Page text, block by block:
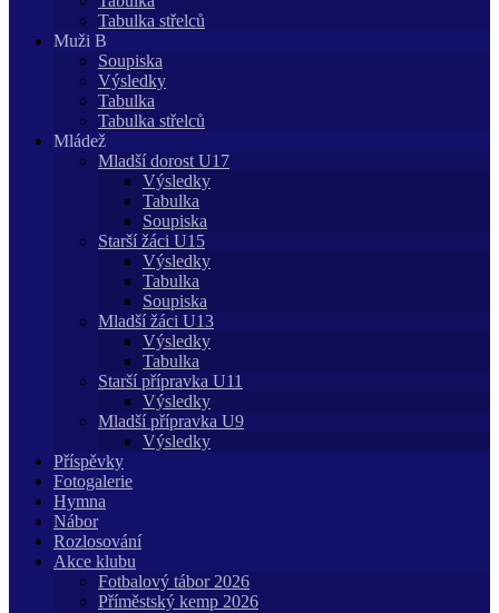
Tabulka střelců
Muži B
Soupiska
Výsledky
Tabulka
Tabulka střelců
Mládež
Mladší dorost U17
Výsledky
Tabulka
Soupiska
Starší žáci U15
Výsledky
Tabulka
Soupiska
Mladší žáci U13
Výsledky
Tabulka
Starší přípravka U11
Výsledky
Mladší přípravka U9
Výsledky
Příspěvky
Fotogalerie
Hymna
Nábor
Rozlosování
Akce klubu
Fotbalový tábor 2026
Příměstský kemp 2026